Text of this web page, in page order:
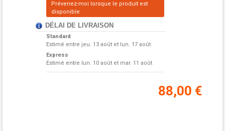
Prévenez-moi lorsque le produit est
disponible
DÉLAI DE LIVRAISON
Standard
Estimé entre jeu. 13 août et lun. 17 août
Express
Estimé entre lun. 10 août et mar. 11 août
88,00 €